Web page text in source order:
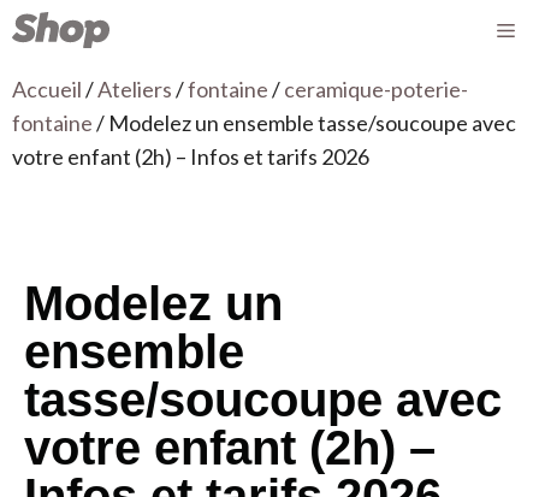
Accueil/Ateliers/fontaine/ceramique-poterie-
fontaine/ Modelez un ensemble tasse/soucoupe avec
votre enfant (2h) – Infos et tarifs 2026
Modelez un
ensemble
tasse/soucoupe avec
votre enfant (2h) –